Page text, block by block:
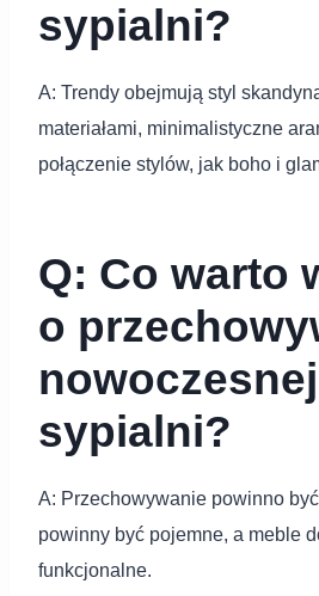
sypialni?
A: Trendy obejmują styl
materiałami, minimalistyczne
połączenie stylów, jak boho i
Q: Co warto
o
nowoczesnej
sypialni?
A: Przechowywanie powinno
powinny być pojemne, a meble
funkcjonalne.